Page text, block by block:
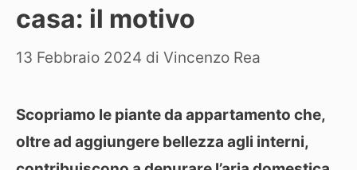
casa: il motivo
13 Febbraio 2024 di Vincenzo Rea
Scopriamo le piante da appartamento che,
oltre ad aggiungere bellezza agli interni,